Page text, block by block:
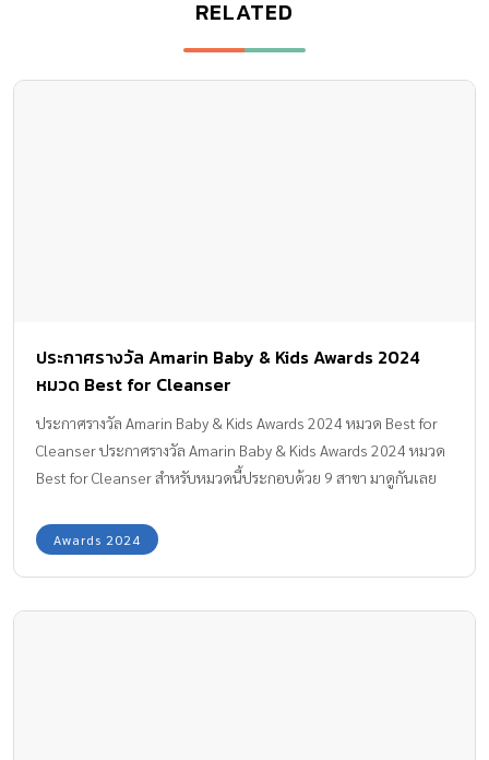
RELATED
ประกาศรางวัล Amarin Baby & Kids Awards 2024
หมวด Best for Cleanser
ประกาศรางวัล Amarin Baby & Kids Awards 2024 หมวด Best for
Cleanser ประกาศรางวัล Amarin Baby & Kids Awards 2024 หมวด
Best for Cleanser สำหรับหมวดนี้ประกอบด้วย 9 สาขา มาดูกันเลย
สะอาดลูกน้อย จาก AMARIN BABY & KIDS AWARDS ในปีนี้ จะมีอะไร
ยี่ห้อใดบ้าง น้ำยาซักผ้าเด็ก MOMMY’S CHOICE : BEST BABY
Vera หอมสดชื่น ที่แม่ๆ พร้อมใจกันเลือก มีส่วนผสมที่เป็นกลาง […]
Awards 2024